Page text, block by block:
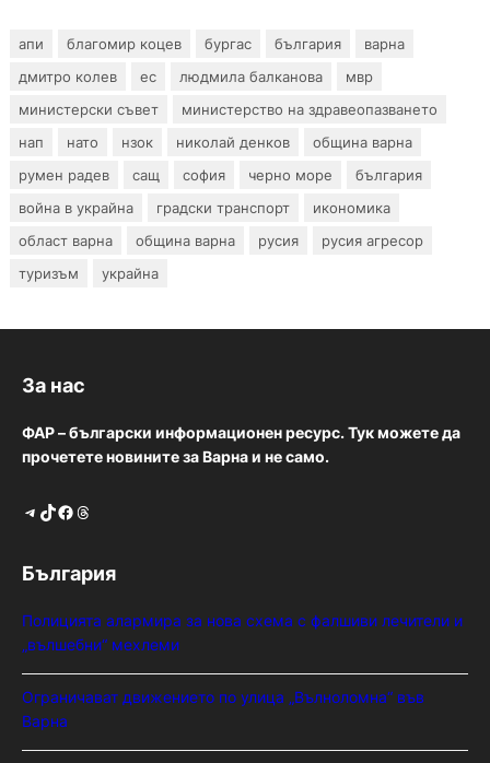
апи благомир коцев бургас българия
варна
дмитро колев
ес людмила балканова
мвр
министерски съвет
министерство на здравеопазването
нап
нато нзок николай денков
община варна
румен радев
сащ софия черно море
българия
война в украйна
градски транспорт
икономика
област варна
община варна русия
русия агресор
туризъм
украйна
За нас
ФАР – български информационен ресурс. Тук можете да
прочетете новините за Варна и не само.
Telegram TikTok Facebook Threads
България
Полицията алармира за нова схема с фалшиви лечители и
„вълшебни“ мехлеми
Ограничават движението по улица „Вълноломна“ във
Варна